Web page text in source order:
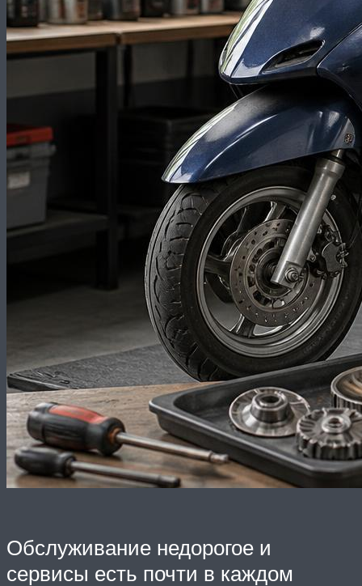
Обслуживание недорогое и
сервисы есть почти в каждом